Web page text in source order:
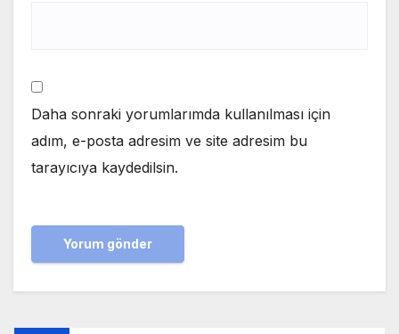
Daha sonraki yorumlarımda kullanılması için
adım, e-posta adresim ve site adresim bu
tarayıcıya kaydedilsin.